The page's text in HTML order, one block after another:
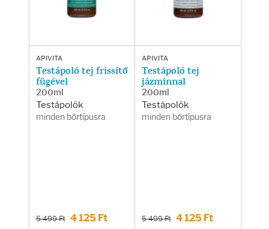
APIVITA
Testápoló tej frissítő
fügével
200ml
Testápolók
minden bőrtípusra
5 499 Ft 4 125 Ft
APIVITA
Testápoló tej
jázminnal
200ml
Testápolók
minden bőrtípusra
5 499 Ft 4 125 Ft